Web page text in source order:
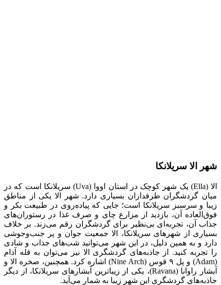
شهر الا سریلانکا
الا (Ella) یک شهر کوچک در استان اووا (Uva) سریلانکا است که در
میان گردشگران طرفداران بسیاری دارد. شهر الا یکی از مناطق
زیبا و سرسبز سریلانکا است؛ جایی که پیاده‌روی در طبیعت بکر و
فوق‌العاده آن، بازدید از مزارع چای و صرف غذا در رستوران‌های
جذاب آن، تجربه‌ای بی‌نظیر برای گردشگران رقم می‌زند. بر خلاف
بسیاری از شهرهای سریلانکا، الا جمعیت جوان و پر جنب‌و‌جوشی
دارد و به همین دلیل، در این شهر می‌توانید شب‌های جذاب و شادی
را تجربه کنید. از جاذبه‌های گردشگری الا نیز می‌توان به قله آدام
(Adam) و پل ۹ قوس (Nine Arch) اشاره کرد. همچنین، صخره الا و
آبشار راوانا (Ravana)، یکی از زیباترین آبشارهای سریلانکا، از دیگر
جاذبه‌های گردشگری این شهر زیبا به شمار می‌آید.